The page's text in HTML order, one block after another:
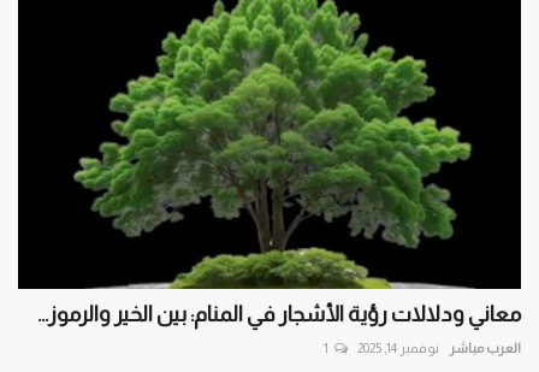
معاني ودلالات رؤية الأشجار في المنام: بين الخير والرموز...
العرب مباشر نوفمبر 14, 2025 1